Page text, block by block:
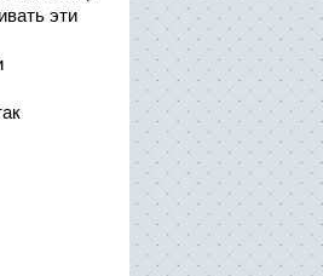
эти